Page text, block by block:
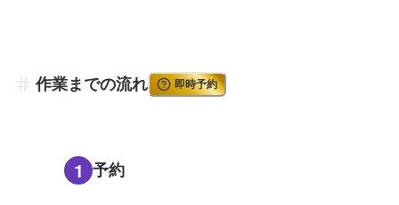
作業までの流れ 即時予約
1 予約